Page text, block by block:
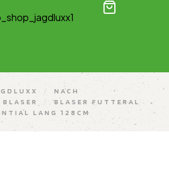
/
NACH
BLASER /
BLASER FUTTERAL
LANG 128CM